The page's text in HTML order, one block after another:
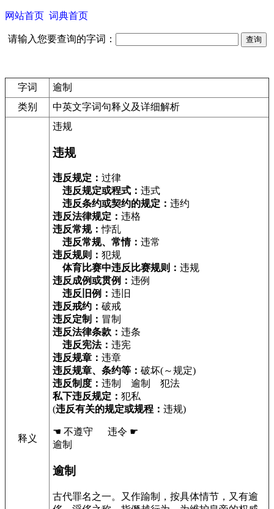
网站首页 词典首页
请输入您要查询的字词：
字词
逾制
类别
中英文字词句释义及详细解析
释义
违规
违规
违反规定： 过律
违反规定或程式： 违式
违反条约或契约的规定： 违约
违反法律规定： 违格
违反常规：悖乱
违反常规、常情： 违常
违反规则： 犯规
体育比赛中违反比赛规则： 违规
违反成例或贯例： 违例
违反旧例： 违旧
违反戒约： 破戒
违反定制： 冒制
违反法律条款： 违条
违反宪法： 违宪
违反规章： 违章
违反规章、条约等： 破坏(～规定)
违反制度： 违制 逾制 犯法
私下违反规定： 犯私
(违反有关的规定或规程： 违规)
☚ 不遵守 违令 ☛
逾制
逾制
古代罪名之一。又作踰制，按具体情节，又有逾